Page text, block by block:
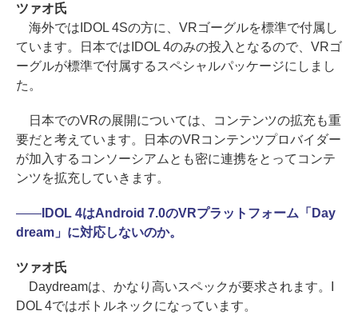
ツァオ氏
海外ではIDOL 4Sの方に、VRゴーグルを標準で付属し
ています。日本ではIDOL 4のみの投入となるので、VRゴ
ーグルが標準で付属するスペシャルパッケージにしまし
た。
日本でのVRの展開については、コンテンツの拡充も重
要だと考えています。日本のVRコンテンツプロバイダー
が加入するコンソーシアムとも密に連携をとってコンテ
ンツを拡充していきます。
――IDOL 4はAndroid 7.0のVRプラットフォーム「Day
dream」に対応しないのか。
ツァオ氏
Daydreamは、かなり高いスペックが要求されます。I
DOL 4ではボトルネックになっています。